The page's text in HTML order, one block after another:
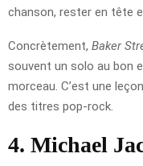
chanson, rester en tête
Concrètement, Baker
souvent un solo au bon
morceau. C’est une
des titres pop-rock.
4. Michael